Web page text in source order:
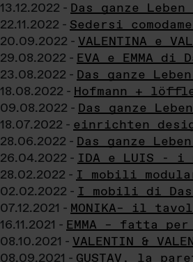
13.12.2022 - Das ganze
22.11.2022 - Sedersi
20.09.2022 - VALENTINA e
29.08.2022 - EVA e EMMA
23.08.2022 - Das ganze
18.08.2022 - Hofmann +
09.08.2022 - Das ganze
18.07.2022 - einrichten
28.06.2022 - Das ganze
26.04.2022 - IDA e LUIS - i
28.02.2022 - I mobili
02.02.2022 - I mobili di Das
07.12.2021 - MONIKA– il
16.11.2021 - EMMA – fatta
08.10.2021 - VALENTIN &
08.09.2021 - GUSTAV, la